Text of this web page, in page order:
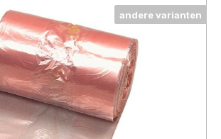
andere varianten